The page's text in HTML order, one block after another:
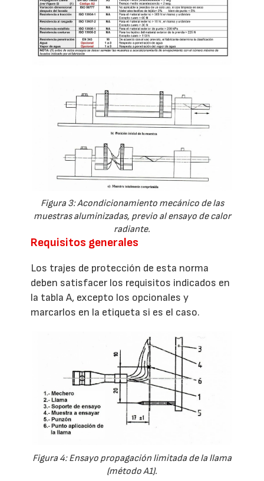
Figura 3: Acondicionamiento mecánico de las
muestras aluminizadas, previo al ensayo de calor
radiante.
Requisitos generales
Los trajes de protección de esta norma
deben satisfacer los requisitos indicados en
la tabla A, excepto los opcionales y
marcarlos en la etiqueta si es el caso.
Figura 4: Ensayo propagación limitada de la llama
(método A1).